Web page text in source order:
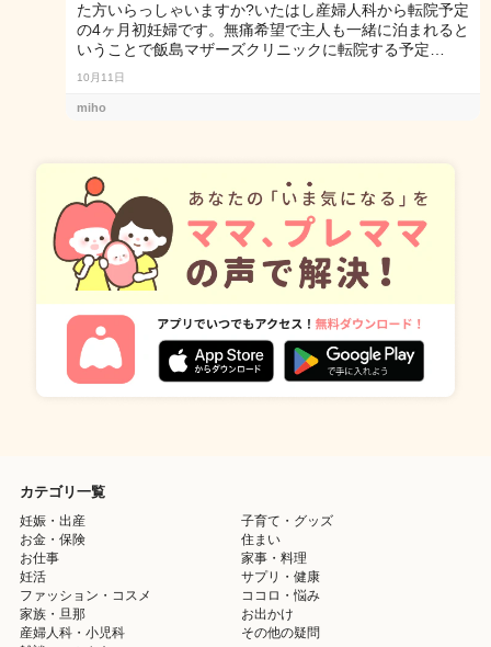
た方いらっしゃいますか?いたはし産婦人科から転院予定
の4ヶ月初妊婦です。無痛希望で主人も一緒に泊まれると
いうことで飯島マザーズクリニックに転院する予定…
10月11日
miho
カテゴリ一覧
妊娠・出産
子育て・グッズ
お金・保険
住まい
お仕事
家事・料理
妊活
サプリ・健康
ファッション・コスメ
ココロ・悩み
家族・旦那
お出かけ
産婦人科・小児科
その他の疑問